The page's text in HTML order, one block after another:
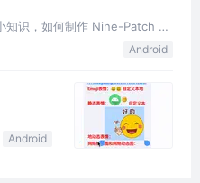
知识，如何制作 Nine-Patch 图
Android
Android